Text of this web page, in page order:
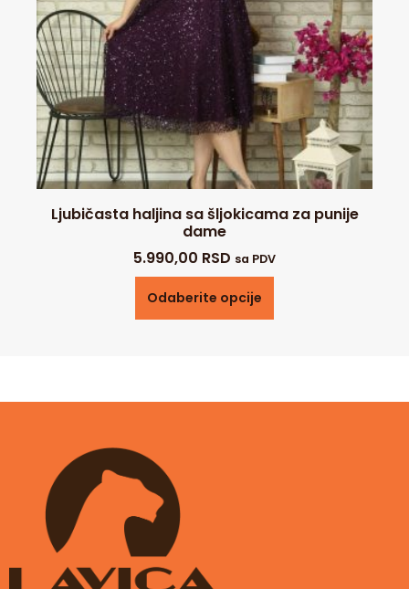
Ljubičasta haljina sa šljokicama za punije
dame
5.990,00 RSD sa PDV
Odaberite opcije